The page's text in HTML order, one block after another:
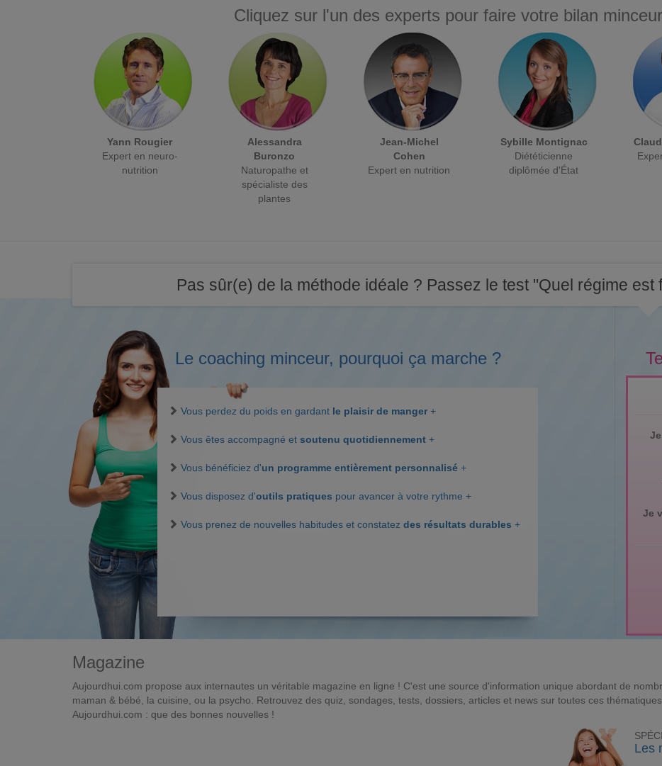
Cliquez sur l'un des experts pour faire votre bilan
Yann Rougier
Expert en neuro-
nutrition
Alessandra
Buronzo
Naturopathe et
spécialiste des
plantes
Jean-Michel
Cohen
Expert en nutrition
Sybille Montignac
Diététicienne
diplômée d'État
Pas sûr(e) de la méthode idéale ? Passez le test "Quel régime est
Je
Le coaching minceur, pourquoi ça marche ?
Vous perdez du poids en gardant le plaisir de manger +
Vous êtes accompagné et soutenu quotidiennement +
Vous bénéficiez d'un programme entièrement personnalisé +
Vous disposez d'outils pratiques pour avancer à votre rythme +
Vous prenez de nouvelles habitudes et constatez des résultats durables +
Magazine
Aujourdhui.com propose aux internautes un véritable magazine en ligne ! C'est une source d'information unique abordant de
maman & bébé, la cuisine, ou la psycho. Retrouvez des quiz, sondages, tests, dossiers, articles et news sur toutes ces thématiques.
Aujourdhui.com : que des bonnes nouvelles !
Les